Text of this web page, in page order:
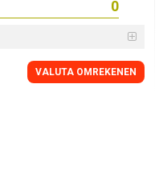
VALUTA OMREKENEN